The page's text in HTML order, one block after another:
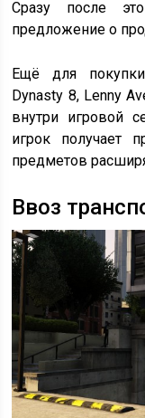
Сразу после
предложение о
Ещё для
Dynasty 8, Lenny
внутри игровой
игрок получает
предметов
Ввоз